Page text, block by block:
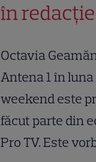
în redacție
Octavia
Antena 1 în
weekend este
făcut parte din
Pro TV. Este